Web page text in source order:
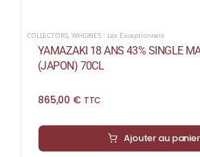
COLLECTORS,WHISKIES : Les Exceptionnels
YAMAZAKI 18 ANS 43% SINGLE
(JAPON) 70CL
865,00 € TTC
Ajouter au panier